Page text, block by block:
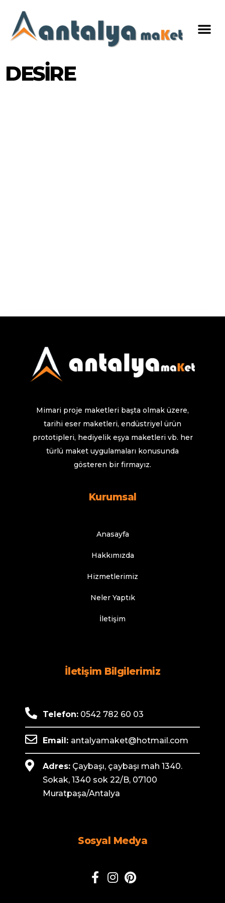
DESİRE
Mimari proje maketleri başta olmak üzere,
tarihi eser maketleri, endüstriyel ürün
prototipleri, hediyelik eşya maketleri vb. her
türlü maket uygulamaları konusunda
gösteren bir firmayız.
Kurumsal
Anasayfa
Hakkımızda
Hizmetlerimiz
Neler Yaptık
İletişim
İletişim Bilgilerimiz
Telefon: 0542 782 60 03
Email: antalyamaket@hotmail.com
Adres: Çaybaşı, çaybaşı mah 1340.
Sokak, 1340 sok 22/B, 07100
Muratpaşa/Antalya
Sosyal Medya